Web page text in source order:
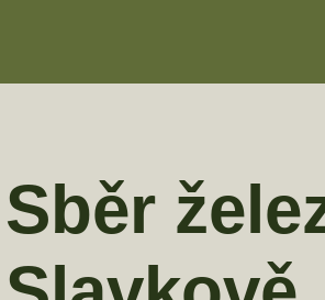
Sběr